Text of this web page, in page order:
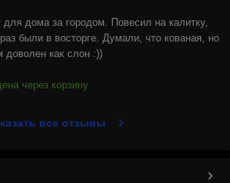
для дома за городом. Повесил на калитку,
были в восторге. Думали, что кованая, но
как слон :))
через корзину
все отзывы